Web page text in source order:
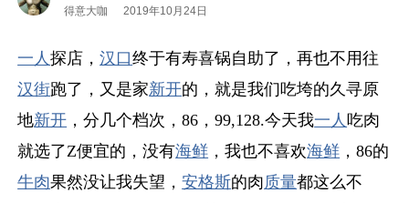
得意大咖 2019年10月24日
一人探店，汉口终于有寿喜锅自助了，再也不用往
汉街跑了，又是家新开的，就是我们吃垮的久寻原
地新开 ，分几个档次，86，99,128.今天我一人吃肉
就选了Z便宜的，没有海鲜 ，我也不喜欢海鲜 ，86的
牛肉果然没让我失望，安格斯的肉质量都这么不